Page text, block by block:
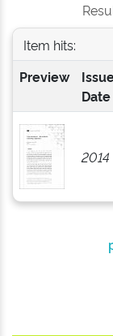
Item hits:
Preview
Date
2014